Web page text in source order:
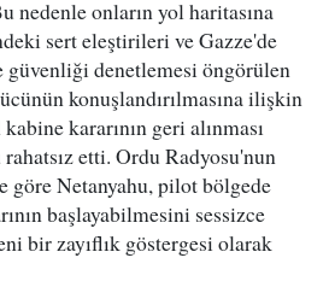
nedenle onların yol haritasına
sert eleştirileri ve Gazze'de
denetlemesi öngörülen
konuşlandırılmasına ilişkin
kararının geri alınması
etti. Ordu Radyosu'nun
göre Netanyahu, pilot bölgede
başlayabilmesini sessizce
bir zayıflık göstergesi olarak